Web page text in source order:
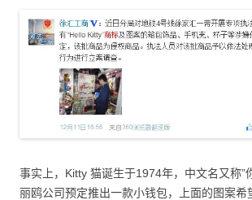
事实上，Kitty 猫诞生于1974年，中文名又称”
丽鸥公司预定推出一款小钱包，上面的图案希